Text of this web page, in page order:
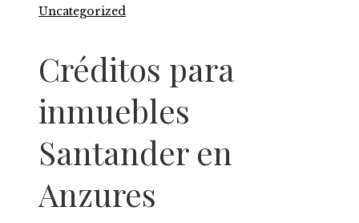
Uncategorized
Créditos para
inmuebles
Santander en
Anzures